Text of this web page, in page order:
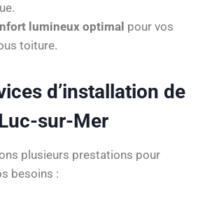
lumineux optimal pour vos
toiture.
d’installation de
sur-Mer
plusieurs prestations pour
besoins :